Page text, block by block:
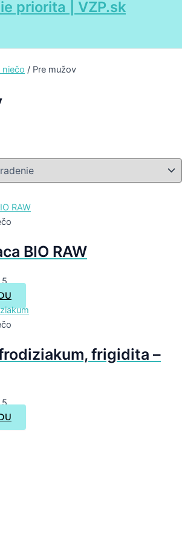
priorita | VZP.sk
niečo / Pre mužov
BIO RAW
frigidita –